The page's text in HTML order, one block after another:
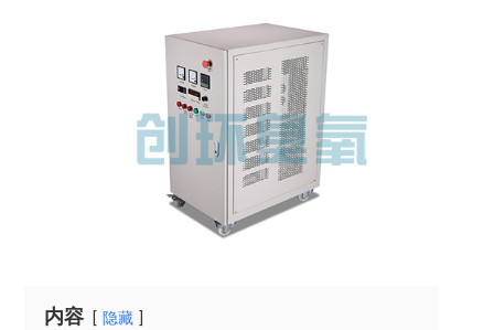
内容 隐藏